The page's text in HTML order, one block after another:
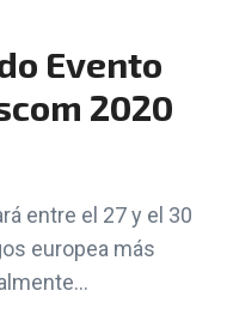
Evento
2020
entre el 27 y el 30
europea más